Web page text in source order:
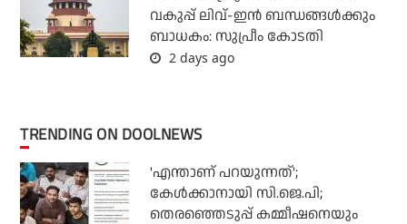
വകുപ്പ് ലിവ്-ഇന്‍ ബന്ധങ്ങള്‍ക്കും
ബാധകം: സുപ്രീം കോടതി
2 days ago
TRENDING ON DOOLNEWS
'എന്താണ് പറയുന്നത്';
കേള്‍ക്കാനായി സി.ജെ.പി;
തെരഞ്ഞെടുപ്പ് കമ്മീഷനെയും